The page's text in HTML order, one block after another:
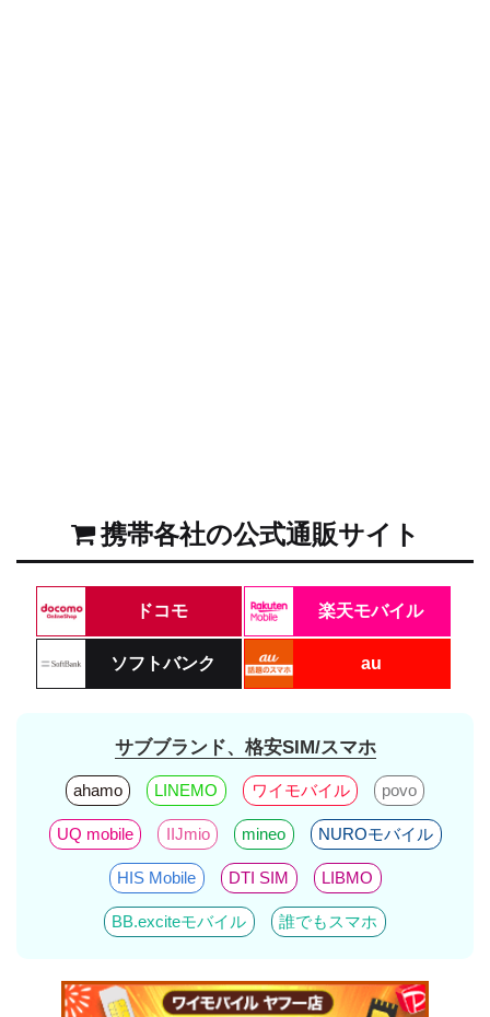
携帯各社の公式通販サイト
ドコモ 楽天モバイル
ソフトバンク au
サブブランド、格安SIM/スマホ
ahamo LINEMO ワイモバイル povo
UQ mobile IIJmio mineo NUROモバイル
HIS Mobile DTI SIM LIBMO
BB.exciteモバイル 誰でもスマホ